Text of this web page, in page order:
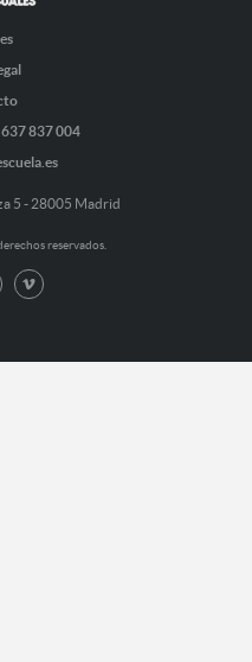
837 004
5 - 28005 Madrid
reservados.